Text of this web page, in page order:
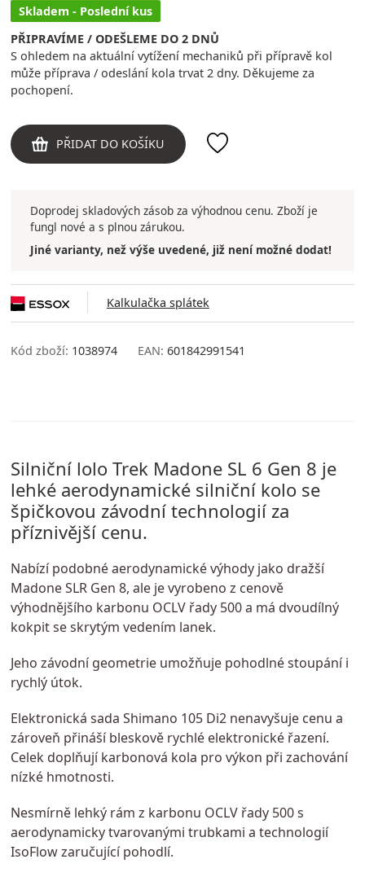
Skladem - Poslední kus
PŘIPRAVÍME / ODEŠLEME DO 2 DNŮ
S ohledem na aktuální vytížení mechaniků při přípravě kol
může příprava / odeslání kola trvat 2 dny. Děkujeme za
pochopení.
PŘIDAT DO KOŠÍKU
Doprodej skladových zásob za výhodnou cenu. Zboží je
fungl nové a s plnou zárukou.
Jiné varianty, než výše uvedené, již není možné dodat!
Kalkulačka splátek
Kód zboží: 1038974 EAN: 601842991541
Silniční lolo Trek Madone SL 6 Gen 8 je
lehké aerodynamické silniční kolo se
špičkovou závodní technologií za
příznivější cenu.
Nabízí podobné aerodynamické výhody jako dražší
Madone SLR Gen 8, ale je vyrobeno z cenově
výhodnějšího karbonu OCLV řady 500 a má dvoudílný
kokpit se skrytým vedením lanek.
Jeho závodní geometrie umožňuje pohodlné stoupání i
rychlý útok.
Elektronická sada Shimano 105 Di2 nenavyšuje cenu a
zároveň přináší bleskově rychlé elektronické řazení.
Celek doplňují karbonová kola pro výkon při zachování
nízké hmotnosti.
Nesmírně lehký rám z karbonu OCLV řady 500 s
aerodynamicky tvarovanými trubkami a technologií
IsoFlow zaručující pohodlí.